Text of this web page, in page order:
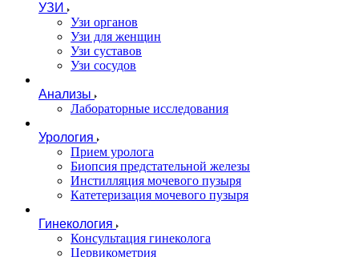
УЗИ
Узи органов
Узи для женщин
Узи cуставов
Узи сосудов
Анализы
Лабораторные исследования
Урология
Прием уролога
Биопсия предстательной железы
Инстилляция мочевого пузыря
Катетеризация мочевого пузыря
Гинекология
Консультация гинеколога
Цервикометрия